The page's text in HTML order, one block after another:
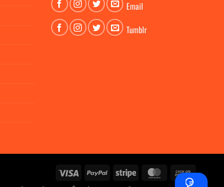
Email
Tumblr
Visa PayPal Stripe MasterCardCash
On